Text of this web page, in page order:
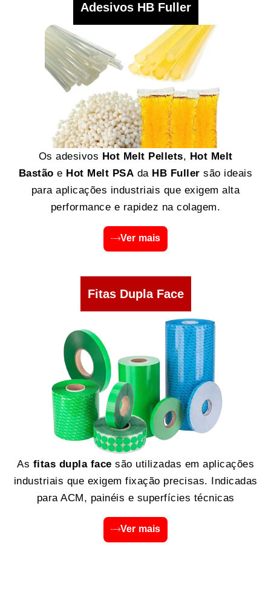
Adesivos HB Fuller
Os adesivos Hot Melt Pellets, Hot Melt
Bastão e Hot Melt PSA da HB Fuller são ideais
para aplicações industriais que exigem alta
performance e rapidez na colagem.
Ver mais
Fitas Dupla Face
As fitas dupla face são utilizadas em aplicações
industriais que exigem fixação precisas. Indicadas
para ACM, painéis e superfícies técnicas
Ver mais